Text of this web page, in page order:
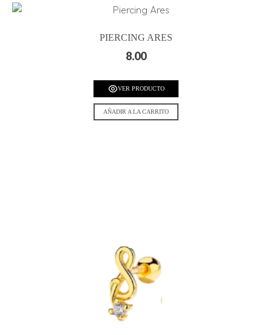
PIERCING ARES
8.00
VER PRODUCTO
AÑADIR A LA CARRITO